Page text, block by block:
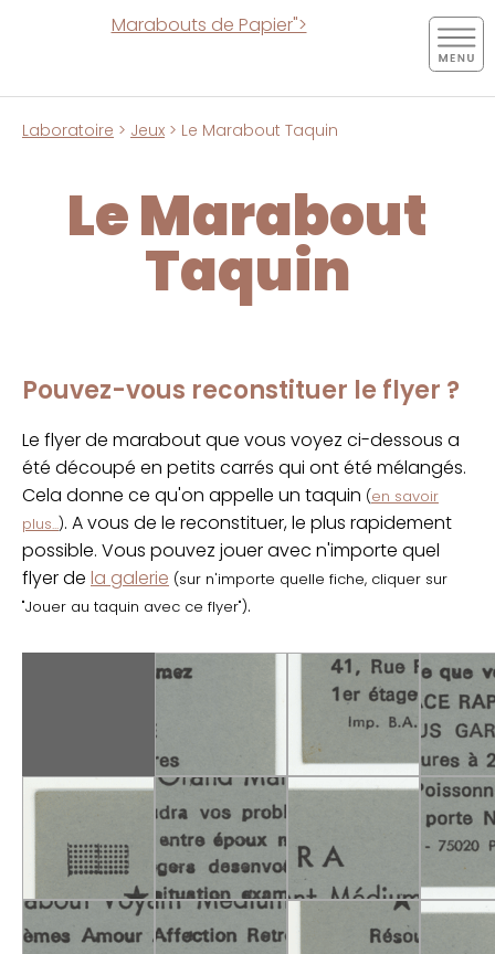
Marabouts de Papier">
Laboratoire > Jeux > Le Marabout Taquin
Le Marabout
Taquin
Pouvez-vous reconstituer le flyer ?
Le flyer de marabout que vous voyez ci-dessous a
été découpé en petits carrés qui ont été mélangés.
Cela donne ce qu'on appelle un taquin (en savoir
plus...). A vous de le reconstituer, le plus rapidement
possible. Vous pouvez jouer avec n'importe quel
flyer de la galerie (sur n'importe quelle fiche, cliquer sur
"Jouer au taquin avec ce flyer").